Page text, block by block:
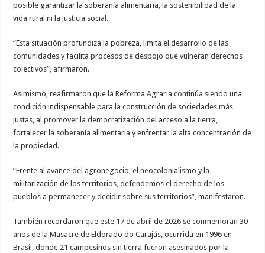
posible garantizar la soberanía alimentaria, la sostenibilidad de la
vida rural ni la justicia social.
“Esta situación profundiza la pobreza, limita el desarrollo de las
comunidades y facilita procesos de despojo que vulneran derechos
colectivos”, afirmaron.
Asimismo, reafirmaron que la Reforma Agraria continúa siendo una
condición indispensable para la construcción de sociedades más
justas, al promover la democratización del acceso a la tierra,
fortalecer la soberanía alimentaria y enfrentar la alta concentración de
la propiedad.
“Frente al avance del agronegocio, el neocolonialismo y la
militarización de los territorios, defendemos el derecho de los
pueblos a permanecer y decidir sobre sus territorios”, manifestaron.
También recordaron que este 17 de abril de 2026 se conmemoran 30
años de la Masacre de Eldorado do Carajás, ocurrida en 1996 en
Brasil, donde 21 campesinos sin tierra fueron asesinados por la